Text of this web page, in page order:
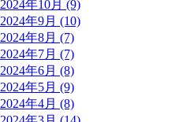
2024年10月 (9)
2024年9月 (10)
2024年8月 (7)
2024年7月 (7)
2024年6月 (8)
2024年5月 (9)
2024年4月 (8)